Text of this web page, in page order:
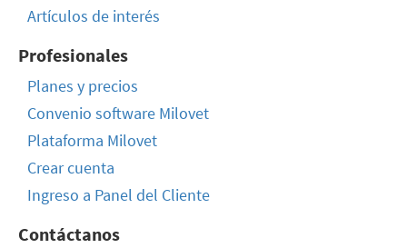
Artículos de interés
Profesionales
Planes y precios
Convenio software Milovet
Plataforma Milovet
Crear cuenta
Ingreso a Panel del Cliente
Contáctanos